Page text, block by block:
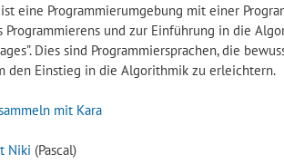
eine Programmierumgebung mit einer
Programmierens und zur Einführung in die
Dies sind Programmiersprachen, die
den Einstieg in die Algorithmik zu erleichtern.
mit Kara
Niki (Pascal)